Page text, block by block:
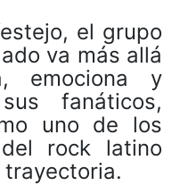
el grupo
va más allá
emociona y
fanáticos,
uno de los
rock latino